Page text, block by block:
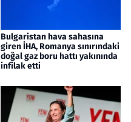
Bulgaristan hava sahasına
giren İHA, Romanya sınırındaki
doğal gaz boru hattı yakınında
infilak etti